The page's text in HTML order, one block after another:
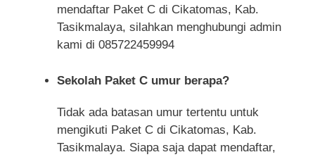
mendaftar Paket C di Cikatomas, Kab.
Tasikmalaya, silahkan menghubungi admin
kami di 085722459994
Sekolah Paket C umur berapa?
Tidak ada batasan umur tertentu untuk
mengikuti Paket C di Cikatomas, Kab.
Tasikmalaya. Siapa saja dapat mendaftar,